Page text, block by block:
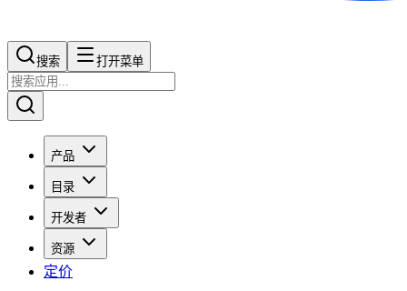
搜索​​​​ 打开菜单
产品
目录
开发者
资源
定价